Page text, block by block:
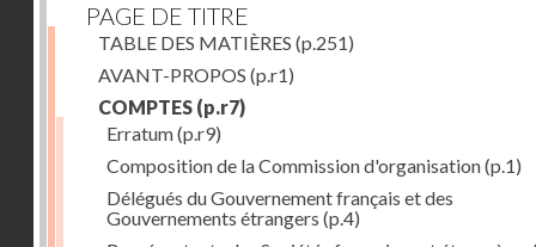
PAGE DE TITRE
TABLE DES MATIÈRES (p.251)
AVANT-PROPOS (p.r1)
COMPTES (p.r7)
Erratum(p.r9)
Composition de la Commission d'organisation(p.1)
Délégués du Gouvernement français et des
Gouvernements étrangers (p.4)